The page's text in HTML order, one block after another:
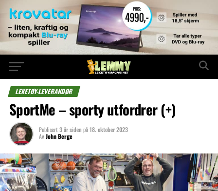
LEKETØY-LEVERANDØR
SportMe – sporty utfordrer (+)
Publisert3 år siden på18. oktober 2023
AvJohn Berge